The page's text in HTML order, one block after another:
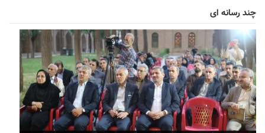
چند رسانه ای